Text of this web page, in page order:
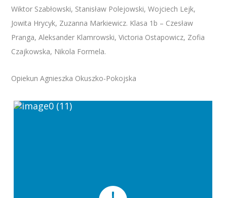
Wiktor Szabłowski, Stanisław Polejowski, Wojciech Lejk,
Jowita Hrycyk, Zuzanna Markiewicz. Klasa 1b – Czesław
Pranga, Aleksander Klamrowski, Victoria Ostapowicz, Zofia
Czajkowska, Nikola Formela.
Opiekun Agnieszka Okuszko-Pokojska